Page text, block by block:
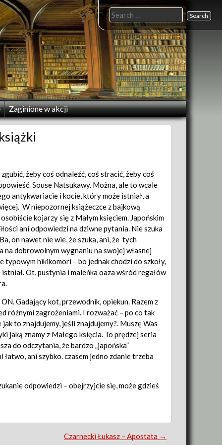
Zaginione w akcji
Search
for:
żeby coś odnaleźć, coś stracić, żeby coś
Souse Natsukawy. Można, ale to wcale
antykwariacie i kocie, który może istniał, a
W niepozornej książeczce z bajkową
kojarzy się z Małym księciem. Japońskim
ani odpowiedzi na dziwne pytania. Nie szuka
on nawet nie wie, że szuka, ani, że tych
na dobrowolnym wygnaniu na swojej własnej
hikikomori – bo jednak chodzi do szkoły,
Ot, pustynia i maleńka oaza wśród regałów
Gadający kot, przewodnik, opiekun. Razem z
różnymi zagrożeniami. I rozważać – po co tak
jak to znajdujemy, jeśli znajdujemy?. Muszę Was
jaką znamy z Małego księcia. To prędzej seria
do odczytania, że bardzo „japońska”
ani szybko. czasem jedno zdanie trzeba
odpowiedzi – obejrzyjcie się, może gdzieś
Czarnecki Łukasz – Apostata →